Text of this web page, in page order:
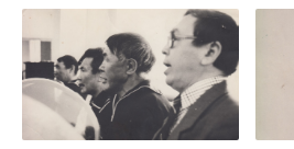
«Такой добрый. Глуховатый,
слеповатый уже по возрасту. Вот
он отводит своего Сережу
Старцева, внука, в садик. Он
идет с палочкой, и внучок
палочку маленькую взял.
Маленький такой и повторяет
за дедушкой. Тот с палочкой —
и этот, маленький»